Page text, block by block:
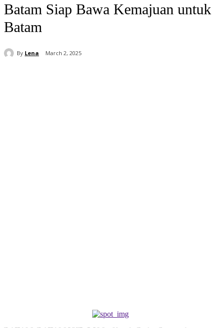
Batam Siap Bawa Kemajuan untuk
Batam
By Lena March 2, 2025